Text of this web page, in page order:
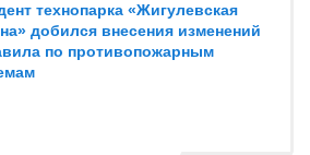
технопарка «Жигулевская
добился внесения изменений
по противопожарным